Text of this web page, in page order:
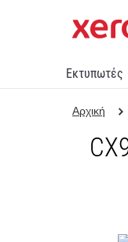
Εκτυπωτές
Αρχική